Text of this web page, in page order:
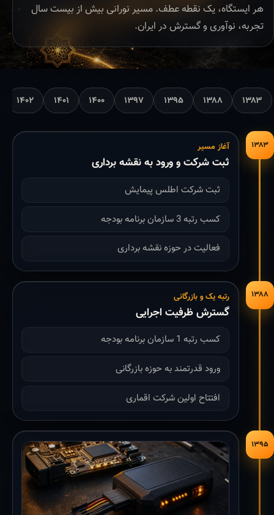
هر ایستگاه، یک نقطه عطف. مسیر نورانی بیش از بیست سال
تجربه، نوآوری و گسترش در ایران.
۱۳۸۳ ۱۳۸۸ ۱۳۹۵ ۱۳۹۷ ۱۴۰۰ ۱۴۰۱ ۱۴۰۲
۱۳۸۳ آغاز مسیر
ثبت شرکت و ورود به نقشه برداری
ثبت شرکت اطلس پیمایش
کسب رتبه 3 سازمان برنامه بودجه
فعالیت در حوزه نقشه برداری
۱۳۸۸ رتبه یک و بازرگانی
گسترش ظرفیت اجرایی
کسب رتبه 1 سازمان برنامه بودجه
ورود قدرتمند به حوزه بازرگانی
افتتاح اولین شرکت اقماری
۱۳۹۵